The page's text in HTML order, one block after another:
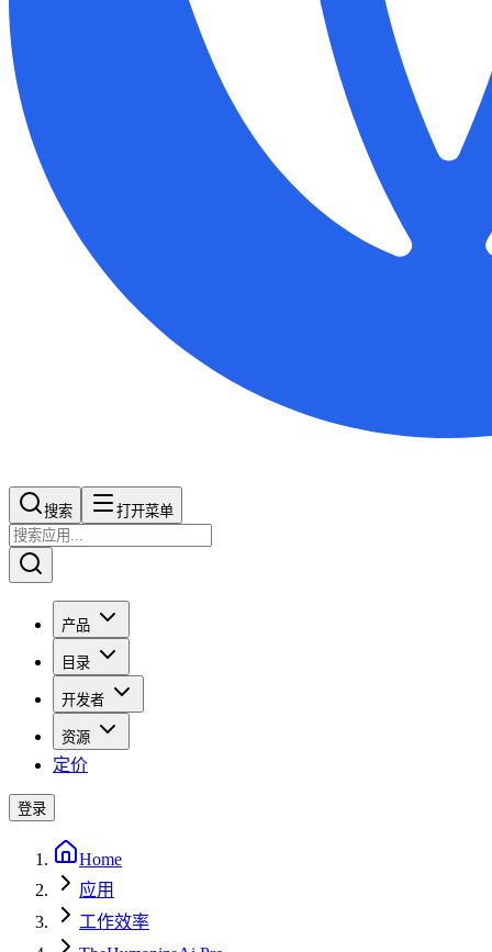
搜索​​​​ 打开菜单
产品
目录
开发者
资源
定价
登录
Home
应用
工作效率